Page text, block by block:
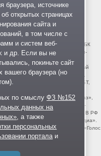
рекомендательные
и запрещены организации ФБК
Штабы Навального, «Национал-
воли народа», «Русский
иммиграции», «Правый
«Мизантропик дивижн»,
«Артподготовка», движение ЛГБТ,
батальоны «Азов» и «Айдар».
Талибан», «Имарат Кавказ»,
Нусра, «АУМ Синрике», «Братья-
Магриба», «Сеть», «Колумбайн». В РФ
России», издания «Проект Медиа».
«Медуза», «Важные истории», «Голос
ОВД-инфо. Иноагентами
Центр Юрия Левады»,
в РФ за экстремизм.
браузера, источнике
открытых страницах
сайта и
в том числе с
и систем веб-
и др. Если вы не
покиньте сайт
вашего браузера (но
по смыслуФЗ №152
данных на
, а также
персональных
портала и